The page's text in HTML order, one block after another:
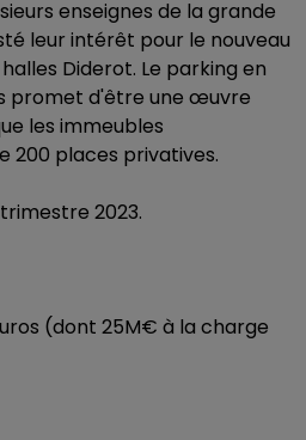
enseignes de la grande
leur intérêt pour le nouveau
Diderot. Le parking en
promet d'être une œuvre
les immeubles
200 places privatives.
2023.
(dont 25M€ à la charge